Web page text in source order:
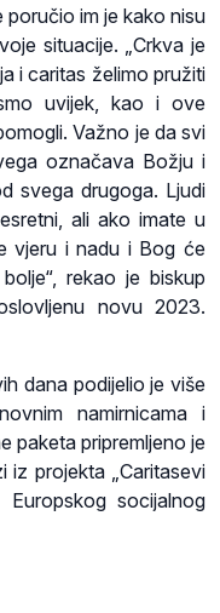
im je kako nisu
situacije. „Crkva je
i caritas želimo pružiti
uvijek, kao i ove
Važno je da svi
označava Božju i
svega drugoga. Ljudi
ali ako imate u
vjeru i nadu i Bog će
rekao je biskup
novu 2023.
dana podijelio je više
namirnicama i
paketa pripremljeno je
projekta „Caritasevi
socijalnog